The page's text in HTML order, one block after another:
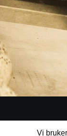
Vi
51